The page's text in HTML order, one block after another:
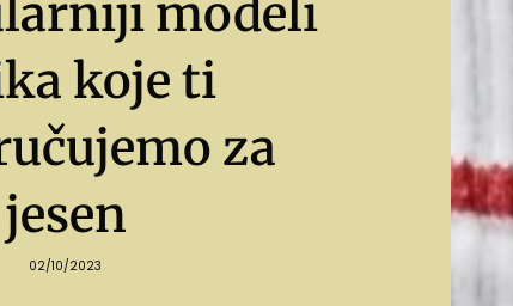
modeli
koje ti
za
jesen
02/10/2023